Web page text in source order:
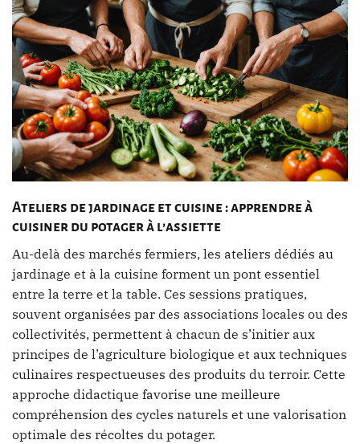
Ateliers de jardinage et cuisine : apprendre à
cuisiner du potager à l’assiette
Au-delà des marchés fermiers, les ateliers dédiés au
jardinage et à la cuisine forment un pont essentiel
entre la terre et la table. Ces sessions pratiques,
souvent organisées par des associations locales ou des
collectivités, permettent à chacun de s’initier aux
principes de l’agriculture biologique et aux techniques
culinaires respectueuses des produits du terroir. Cette
approche didactique favorise une meilleure
compréhension des cycles naturels et une valorisation
optimale des récoltes du potager.